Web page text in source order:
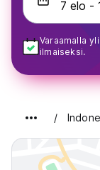
Varaamalla
ilmaiseksi.